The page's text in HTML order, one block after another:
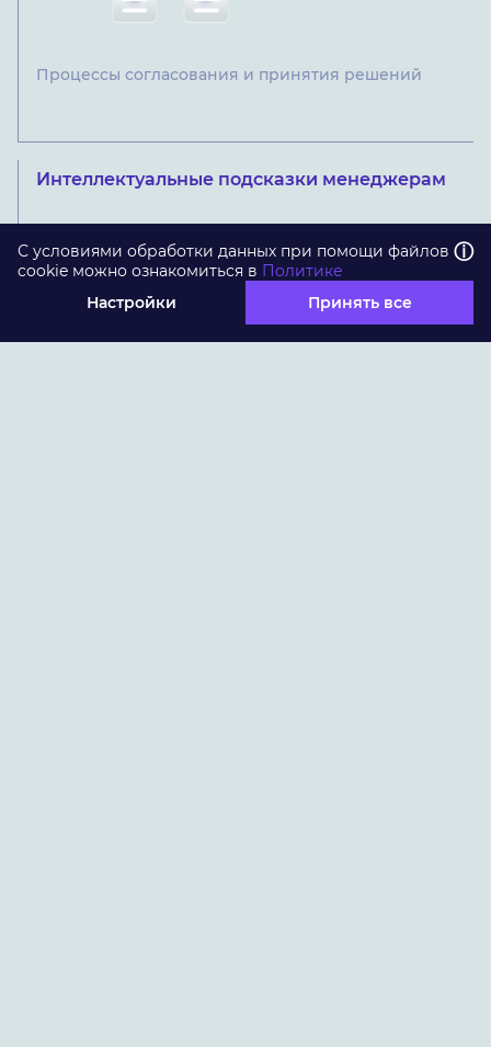
Процессы согласования и принятия решений
Интеллектуальные подсказки менеджерам
С условиями обработки данных при помощи файлов
cookie можно ознакомиться в Политике
ⓘ
Настройки Принять все